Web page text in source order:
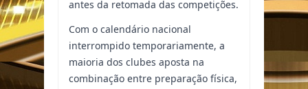
antes da retomada das competições.
Com o calendário nacional
interrompido temporariamente, a
maioria dos clubes aposta na
combinação entre preparação física,